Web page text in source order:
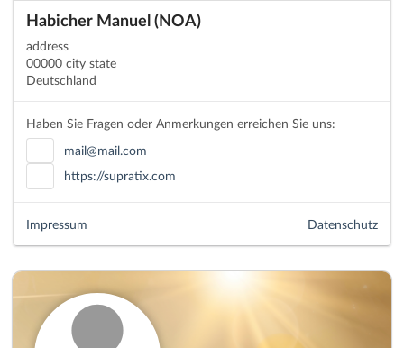
Habicher Manuel (NOA)
address
00000 city state
Deutschland
Haben Sie Fragen oder Anmerkungen erreichen Sie uns:
mail@mail.com
https://supratix.com
Datenschutz
Impressum